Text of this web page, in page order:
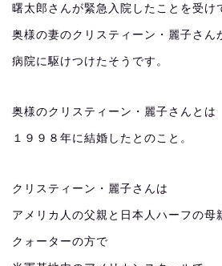
曙太郎さんが緊急入院したことを受け
奥様の妻のクリスティーン・麗子さん
病院に駆けつけたそうです。
奥様のクリスティーン・麗子さんとは
１９９８年に結婚したとのこと。
クリスティーン・麗子さんは
アメリカ人の父親と日本人ハーフの母
クォーターの方で